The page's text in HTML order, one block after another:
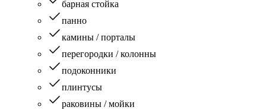
барная стойка
панно
камины / порталы
перегородки / колонны
подоконники
плинтусы
раковины / мойки